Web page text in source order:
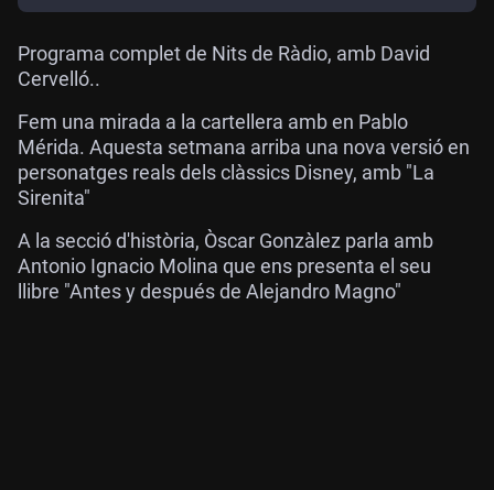
Programa complet de Nits de Ràdio, amb David
Cervelló..
Fem una mirada a la cartellera amb en Pablo
Mérida. Aquesta setmana arriba una nova versió en
personatges reals dels clàssics Disney, amb "La
Sirenita"
A la secció d'història, Òscar Gonzàlez parla amb
Antonio Ignacio Molina que ens presenta el seu
llibre "Antes y después de Alejandro Magno"